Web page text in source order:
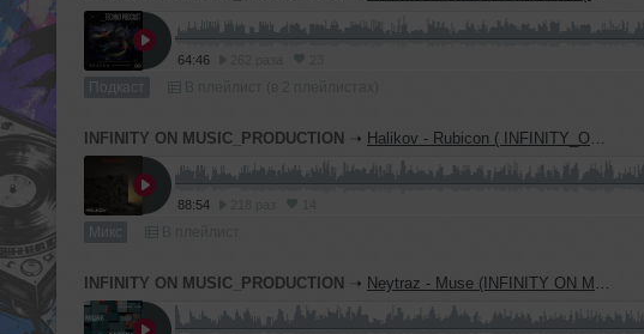
64:46
Подкаст
INFINITY ON MUSIC_PRODUCTION ➝ Halikov - Rubicon ( INFINITY_ON_MUSIC_PRODUCTION)
88:54
Микс
INFINITY ON MUSIC_PRODUCTION ➝ Neytraz - Muse (INFINITY ON MUSIC PRODUCTION)